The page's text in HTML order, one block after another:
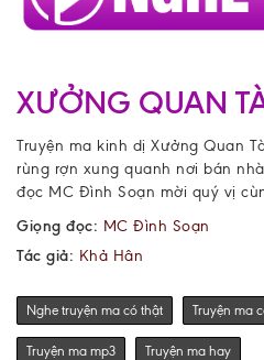
XƯỞNG QUAN
Truyện ma kinh dị Xưởng Quan
rùng rợn xung quanh nơi bán
đọc MC Đình Soạn mời quý vị
Giọng đọc: MC Đình Soạn
Tác giả: Khả Hân
Nghe truyện ma có thật Truyện ma
Truyện ma mp3 Truyện ma hay